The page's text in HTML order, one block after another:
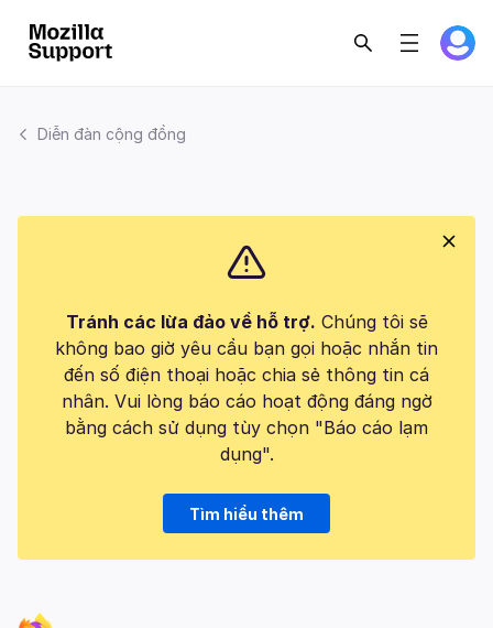
Diễn đàn cộng đồng
Tránh các lừa đảo về hỗ trợ. Chúng tôi sẽ
không bao giờ yêu cầu bạn gọi hoặc nhắn tin
đến số điện thoại hoặc chia sẻ thông tin cá
nhân. Vui lòng báo cáo hoạt động đáng ngờ
bằng cách sử dụng tùy chọn "Báo cáo lạm
dụng".
Tìm hiểu thêm